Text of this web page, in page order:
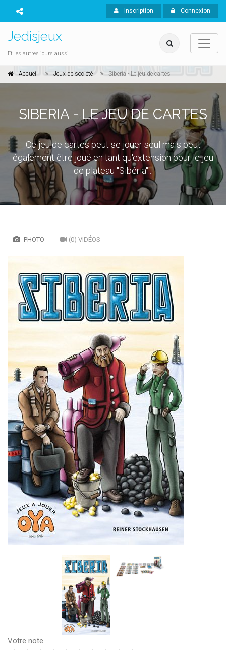
Inscription Connexion
Jedisjeux
Et les autres jours aussi...
Accueil Jeux de société Siberia - Le jeu de cartes
SIBERIA - LE JEU DE CARTES
Ce jeu de cartes peut se jouer seul mais peut
également être joué en tant qu'extension pour le jeu
de plateau "Sibéria"...
PHOTO (0) VIDÉOS
Votre note